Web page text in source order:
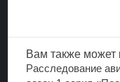
Вам также может
Расследование